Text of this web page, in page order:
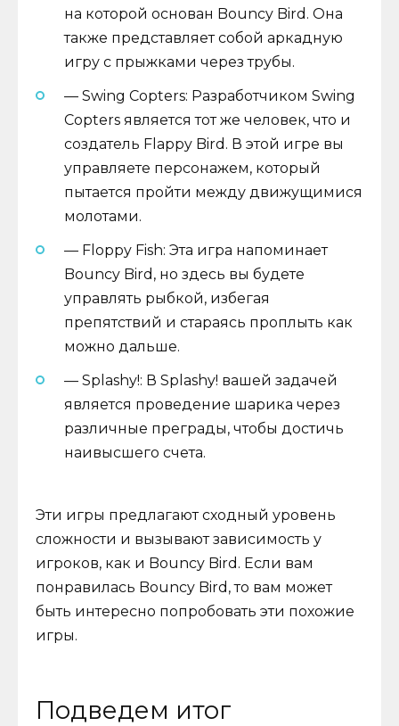
на которой основан Bouncy Bird. Она
также представляет собой аркадную
игру с прыжками через трубы.
— Swing Copters: Разработчиком Swing
Copters является тот же человек, что и
создатель Flappy Bird. В этой игре вы
управляете персонажем, который
пытается пройти между движущимися
молотами.
— Floppy Fish: Эта игра напоминает
Bouncy Bird, но здесь вы будете
управлять рыбкой, избегая
препятствий и стараясь проплыть как
можно дальше.
— Splashy!: В Splashy! вашей задачей
является проведение шарика через
различные преграды, чтобы достичь
наивысшего счета.
Эти игры предлагают сходный уровень
сложности и вызывают зависимость у
игроков, как и Bouncy Bird. Если вам
понравилась Bouncy Bird, то вам может
быть интересно попробовать эти похожие
игры.
Подведем итог